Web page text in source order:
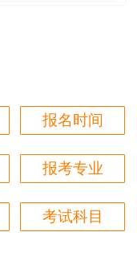
非常好
充分也非常有耐
报名时间
报考专业
考试科目